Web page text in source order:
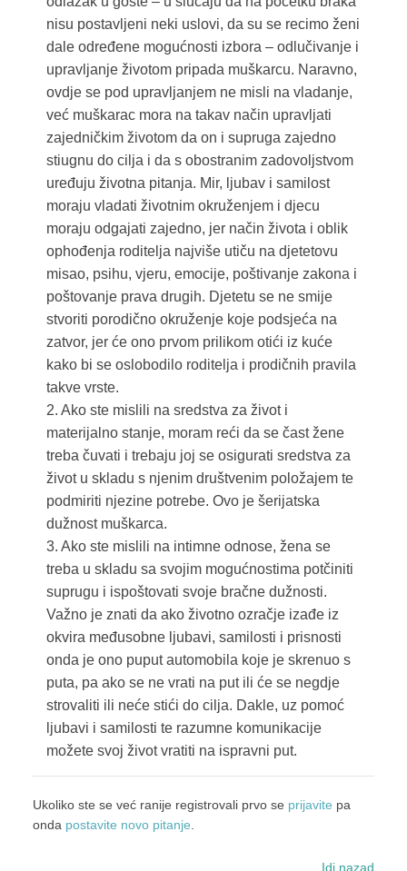
nisu postavljeni neki uslovi, da su se recimo ženi
dale određene mogućnosti izbora – odlučivanje i
upravljanje životom pripada muškarcu. Naravno,
ovdje se pod upravljanjem ne misli na vladanje,
već muškarac mora na takav način upravljati
zajedničkim životom da on i supruga zajedno
stiugnu do cilja i da s obostranim zadovoljstvom
uređuju životna pitanja. Mir, ljubav i samilost
moraju vladati životnim okruženjem i djecu
moraju odgajati zajedno, jer način života i oblik
ophođenja roditelja najviše utiču na djetetovu
misao, psihu, vjeru, emocije, poštivanje zakona i
poštovanje prava drugih. Djetetu se ne smije
stvoriti porodično okruženje koje podsjeća na
zatvor, jer će ono prvom prilikom otići iz kuće
kako bi se oslobodilo roditelja i prodičnih pravila
takve vrste.
2. Ako ste mislili na sredstva za život i
materijalno stanje, moram reći da se čast žene
treba čuvati i trebaju joj se osigurati sredstva za
život u skladu s njenim društvenim položajem te
podmiriti njezine potrebe. Ovo je šerijatska
dužnost muškarca.
3. Ako ste mislili na intimne odnose, žena se
treba u skladu sa svojim mogućnostima potčiniti
suprugu i ispoštovati svoje bračne dužnosti.
Važno je znati da ako životno ozračje izađe iz
okvira međusobne ljubavi, samilosti i prisnosti
onda je ono puput automobila koje je skrenuo s
puta, pa ako se ne vrati na put ili će se negdje
strovaliti ili neće stići do cilja. Dakle, uz pomoć
ljubavi i samilosti te razumne komunikacije
možete svoj život vratiti na ispravni put.
Ukoliko ste se već ranije registrovali prvo se prijavite pa
onda postavite novo pitanje.
Idi nazad